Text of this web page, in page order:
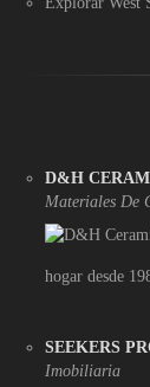
D&H
Materiales De
hogar desde
SEEKERS
Imobiliaria